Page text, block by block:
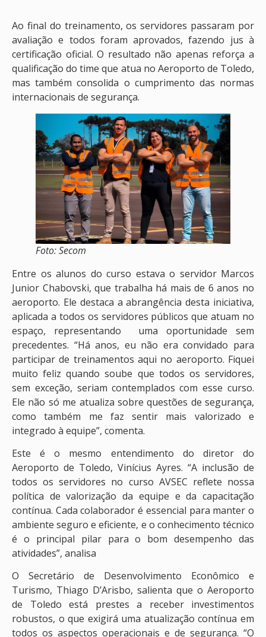
Ao final do treinamento, os servidores passaram por
avaliação e todos foram aprovados, fazendo jus à
certificação oficial. O resultado não apenas reforça a
qualificação do time que atua no Aeroporto de Toledo,
mas também consolida o cumprimento das normas
internacionais de segurança.
Foto: Secom
Entre os alunos do curso estava o servidor Marcos
Junior Chabovski, que trabalha há mais de 6 anos no
aeroporto. Ele destaca a abrangência desta iniciativa,
aplicada a todos os servidores públicos que atuam no
espaço, representando uma oportunidade sem
precedentes. “Há anos, eu não era convidado para
participar de treinamentos aqui no aeroporto. Fiquei
muito feliz quando soube que todos os servidores,
sem exceção, seriam contemplados com esse curso.
Ele não só me atualiza sobre questões de segurança,
como também me faz sentir mais valorizado e
integrado à equipe”, comenta.
Este é o mesmo entendimento do diretor do
Aeroporto de Toledo, Vinícius Ayres. “A inclusão de
todos os servidores no curso AVSEC reflete nossa
política de valorização da equipe e da capacitação
contínua. Cada colaborador é essencial para manter o
ambiente seguro e eficiente, e o conhecimento técnico
é o principal pilar para o bom desempenho das
atividades”, analisa
O Secretário de Desenvolvimento Econômico e
Turismo, Thiago D’Arisbo, salienta que o Aeroporto
de Toledo está prestes a receber investimentos
robustos, o que exigirá uma atualização contínua em
todos os aspectos operacionais e de segurança. “O